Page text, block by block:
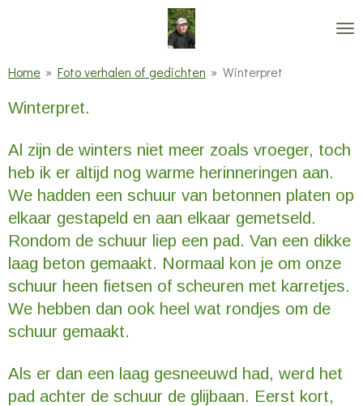
hoofdinhoud
Home » Foto verhalen of gedichten » Winterpret
Winterpret.
Al zijn de winters niet meer zoals vroeger, toch
heb ik er altijd nog warme herinneringen aan.
We hadden een schuur van betonnen platen op
elkaar gestapeld en aan elkaar gemetseld.
Rondom de schuur liep een pad. Van een dikke
laag beton gemaakt. Normaal kon je om onze
schuur heen fietsen of scheuren met karretjes.
We hebben dan ook heel wat rondjes om de
schuur gemaakt.
Als er dan een laag gesneeuwd had, werd het
pad achter de schuur de glijbaan. Eerst kort,